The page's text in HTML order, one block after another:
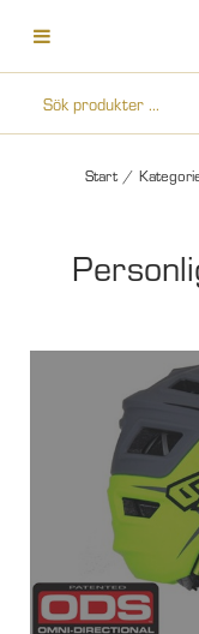
Start /